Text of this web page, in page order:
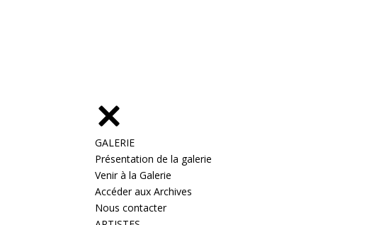
GALERIE
Présentation de la galerie
Venir à la Galerie
Accéder aux Archives
Nous contacter